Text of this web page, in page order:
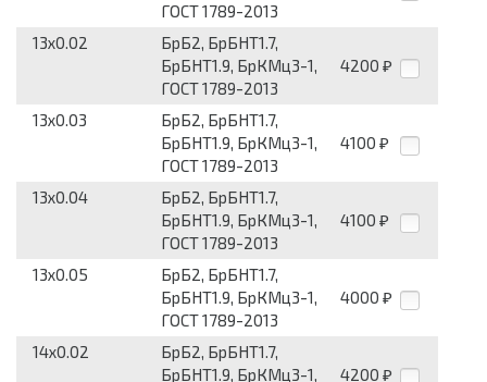
ГОСТ 1789-2013
13x0.02
БрБ2, БрБНТ1.7,
БрБНТ1.9, БрКМц3-1,
ГОСТ 1789-2013
4200 ₽
13x0.03
БрБ2, БрБНТ1.7,
БрБНТ1.9, БрКМц3-1,
ГОСТ 1789-2013
4100 ₽
13x0.04
БрБ2, БрБНТ1.7,
БрБНТ1.9, БрКМц3-1,
ГОСТ 1789-2013
4100 ₽
13x0.05
БрБ2, БрБНТ1.7,
БрБНТ1.9, БрКМц3-1,
ГОСТ 1789-2013
4000 ₽
14x0.02
БрБ2, БрБНТ1.7,
БрБНТ1.9, БрКМц3-1,
4200 ₽